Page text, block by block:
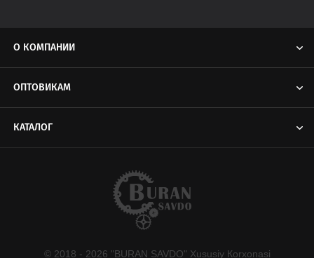
© 2018 - 2026 "BURAN SAVDO" Хususiy Кorxonasi
О КОМПАНИИ
ОПТОВИКАМ
КАТАЛОГ